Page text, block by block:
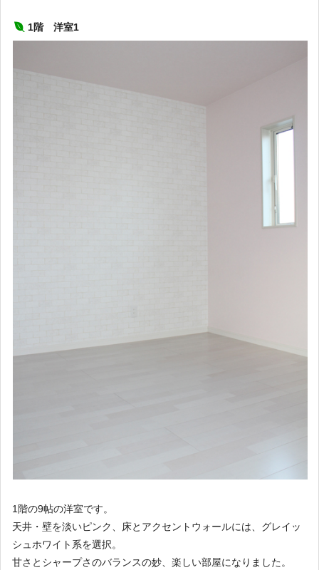
1階 洋室1
1階の9帖の洋室です。
天井・壁を淡いピンク、床とアクセントウォールには、グレイッ
シュホワイト系を選択。
甘さとシャープさのバランスの妙、楽しい部屋になりました。